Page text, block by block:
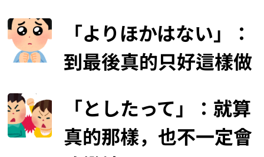
「よりほかはない」：
到最後真的只好這樣做
「としたって」：就算
真的那樣，也不一定會